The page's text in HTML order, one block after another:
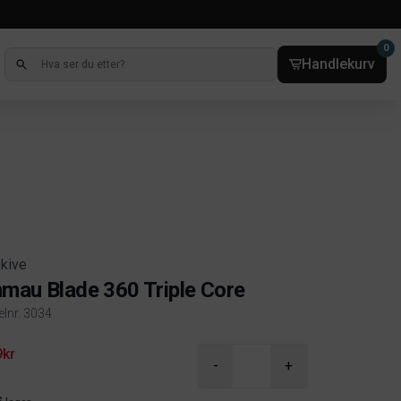
Handlekurv
0
Blade 360 Triple Core
3034
information
- +